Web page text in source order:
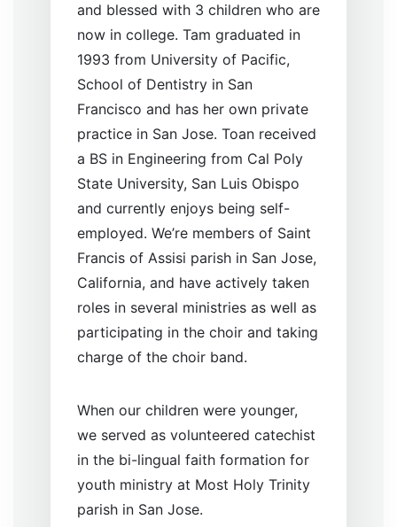
and blessed with 3 children who are
now in college. Tam graduated in
1993 from University of Pacific,
School of Dentistry in San
Francisco and has her own private
practice in San Jose. Toan received
a BS in Engineering from Cal Poly
State University, San Luis Obispo
and currently enjoys being self-
employed. We’re members of Saint
Francis of Assisi parish in San Jose,
California, and have actively taken
roles in several ministries as well as
participating in the choir and taking
charge of the choir band.
When our children were younger,
we served as volunteered catechist
in the bi-lingual faith formation for
youth ministry at Most Holy Trinity
parish in San Jose.